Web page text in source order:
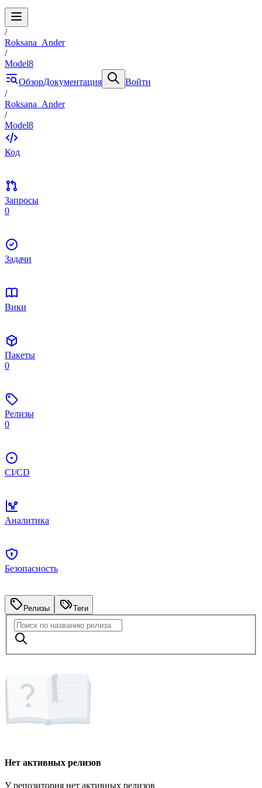
/
Roksana_Ander
/
Model8
ОбзорДокументация
Войти
/
Roksana_Ander
/
Model8
Код
Запросы
0
Задачи
Вики
Пакеты
0
Релизы
0
CI/CD
Аналитика
Безопасность
Релизы Теги
Нет активных релизов
У репозитория нет активных релизов